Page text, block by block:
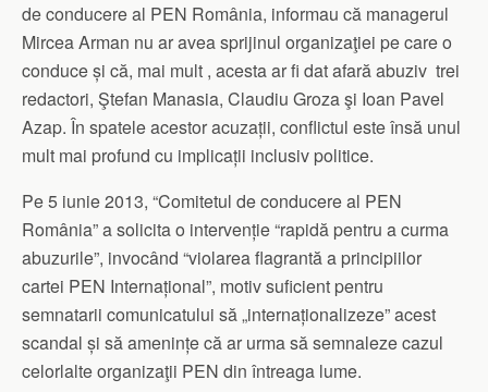
de conducere al PEN România, informau că managerul
Mircea Arman nu ar avea sprijinul organizaţiei pe care o
conduce și că, mai mult , acesta ar fi dat afară abuziv trei
redactori, Ştefan Manasia, Claudiu Groza şi Ioan Pavel
Azap. În spatele acestor acuzații, conflictul este însă unul
mult mai profund cu implicații inclusiv politice.
Pe 5 iunie 2013, “Comitetul de conducere al PEN
România” a solicita o intervenție “rapidă pentru a curma
abuzurile”, invocând “violarea flagrantă a principiilor
cartei PEN Internațional”, motiv suficient pentru
semnatarii comunicatului să „internaționalizeze” acest
scandal și să amenințe că ar urma să semnaleze cazul
celorlalte organizaţii PEN din întreaga lume.